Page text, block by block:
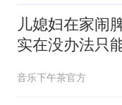
儿媳妇在家闹
实在没办法只
音乐下午茶官方